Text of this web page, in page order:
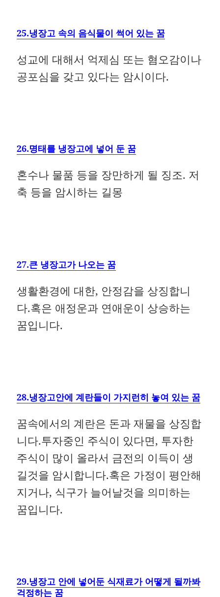
25.냉장고 속의 음식물이 썩어 있는 꿈
성교에 대해서 억제심 또는 혐오감이나
공포심을 갖고 있다는 암시이다.
26.명태를 냉장고에 넣어 둔 꿈
혼수나 물품 등을 장만하게 될 징조. 저
축 등을 암시하는 길몽
27.큰 냉장고가 나오는 꿈
생활환경에 대한, 안정감을 상징합니
다.혹은 애정운과 연애운이 상승하는
꿈입니다.
28.냉장고안에 계란들이 가지런히 놓여 있는 꿈
꿈속에서의 계란은 돈과 재물을 상징합
니다.투자중인 주식이 있다면, 투자한
주식이 많이 올라서 금전의 이득이 생
길것을 암시합니다.혹은 가정이 평안해
지거나, 식구가 늘어날것을 의미하는
꿈입니다.
29.냉장고 안에 넣어둔 식재료가 어떻게 될까봐
걱정하는 꿈